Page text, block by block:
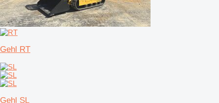
Gehl RT
Gehl SL